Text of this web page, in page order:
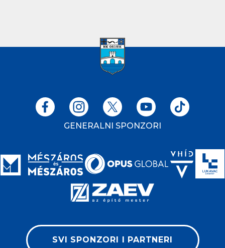
GENERALNI SPONZORI
SVI SPONZORI I PARTNERI